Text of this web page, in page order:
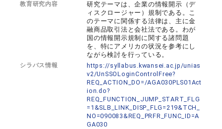
教育研究内容
研究テーマは、企業の情報開示（デ
ィスクロージャー）規制である。こ
のテーマに関係する法律は、主に金
融商品取引法と会社法である。わが
国の情報開示規制に関する諸問題
を、特にアメリカの状況を参考にし
ながら検討を行っている。
シラバス情報
https://syllabus.kwansei.ac.jp/unias
v2/UnSSOLoginControlFree?
REQ_ACTION_DO=/AGA030PLS01Act
ion.do?
REQ_FUNCTION_JUMP_START_FLG
=1&SLB_LINK_DISP_FLG=219&TCH_
NO=090083&REQ_PRFR_FUNC_ID=A
GA030